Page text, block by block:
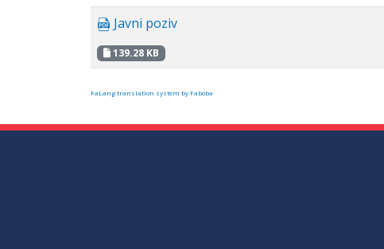
Javni poziv
139.28 KB
FaLang translation system by Faboba